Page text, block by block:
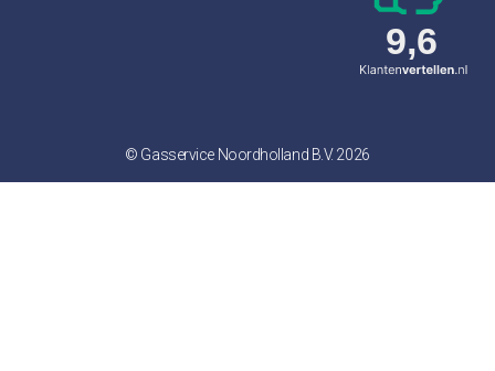
© Gasservice Noordholland B.V. 2026